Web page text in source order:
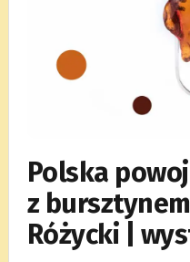
Pol­ska
z
Różycki |